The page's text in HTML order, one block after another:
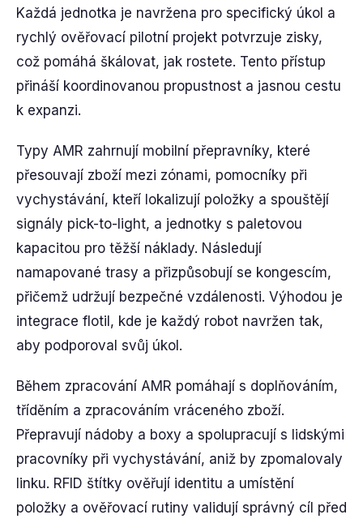
Každá jednotka je navržena pro specifický úkol a
rychlý ověřovací pilotní projekt potvrzuje zisky,
což pomáhá škálovat, jak rostete. Tento přístup
přináší koordinovanou propustnost a jasnou cestu
k expanzi.
Typy AMR zahrnují mobilní přepravníky, které
přesouvají zboží mezi zónami, pomocníky při
vychystávání, kteří lokalizují položky a spouštějí
signály pick-to-light, a jednotky s paletovou
kapacitou pro těžší náklady. Následují
namapované trasy a přizpůsobují se kongescím,
přičemž udržují bezpečné vzdálenosti. Výhodou je
integrace flotil, kde je každý robot navržen tak,
aby podporoval svůj úkol.
Během zpracování AMR pomáhají s doplňováním,
tříděním a zpracováním vráceného zboží.
Přepravují nádoby a boxy a spolupracují s lidskými
pracovníky při vychystávání, aniž by zpomalovaly
linku. RFID štítky ověřují identitu a umístění
položky a ověřovací rutiny validují správný cíl před